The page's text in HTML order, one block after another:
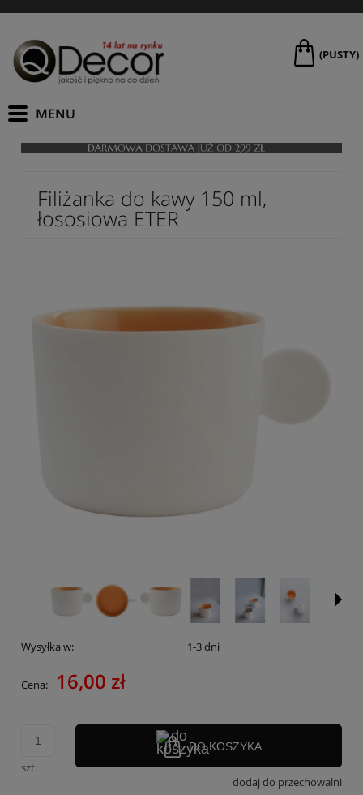
(PUSTY)
Filiżanka do kawy 150 ml,
łososiowa ETER
Wysyłka w: 1-3 dni
Cena: 16,00 zł
szt.
DO KOSZYKA
dodaj do przechowalni